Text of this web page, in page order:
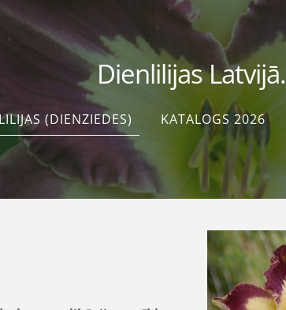
Dienlilijas Latvijā.
(DIENZIEDES) KATALOGS 2026